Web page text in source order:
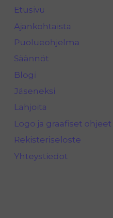
Etusivu
Ajankohtaista
Puolueohjelma
Säännöt
Blogi
Jäseneksi
Lahjoita
Logo ja graafiset ohjeet
Rekisteriseloste
Yhteystiedot